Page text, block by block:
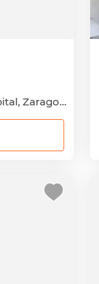
Delicias, Zaragoza Capital, Zaragoza